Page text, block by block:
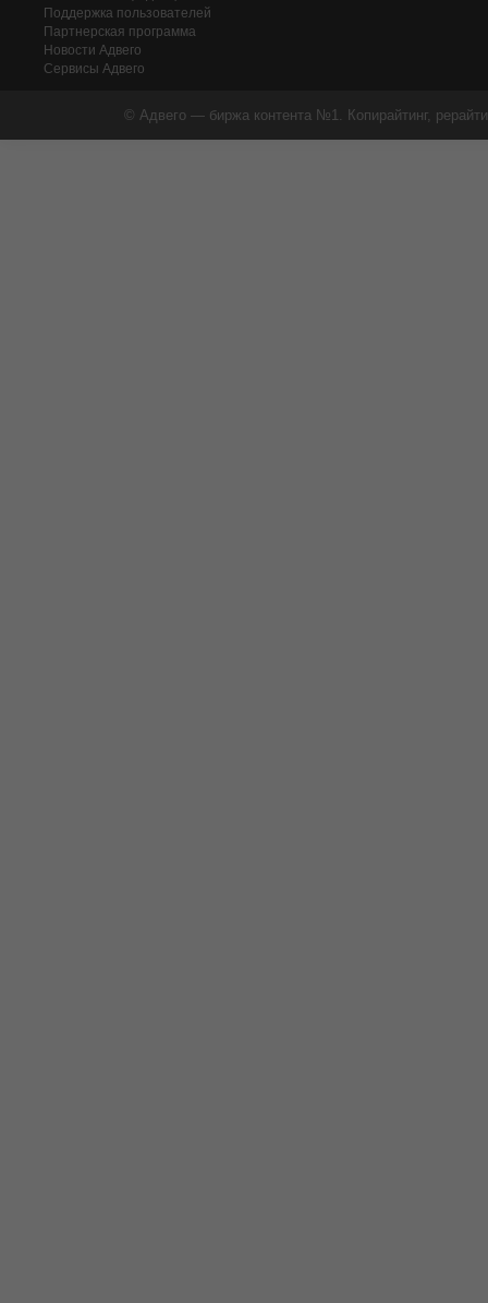
Поддержка пользователей
Партнерская программа
Новости Адвего
Сервисы Адвего
© Адвего — биржа контента №1. Копирайтинг,